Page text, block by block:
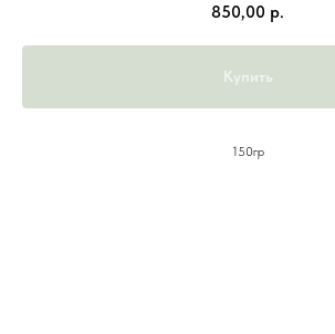
850,00 р.
Купить
150гр